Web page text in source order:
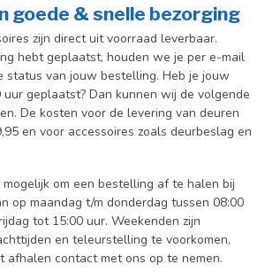
goede & snelle bezorging
zijn direct uit voorraad leverbaar.
hebt geplaatst, houden we je per e-mail
status van jouw bestelling. Heb je jouw
geplaatst? Dan kunnen wij de volgende
De kosten voor de levering van deuren
en voor accessoires zoals deurbeslag en
om een bestelling af te halen bij
op maandag t/m donderdag tussen 08:00
tot 15:00 uur. Weekenden zijn
en teleurstelling te voorkomen,
afhalen contact met ons op te nemen.